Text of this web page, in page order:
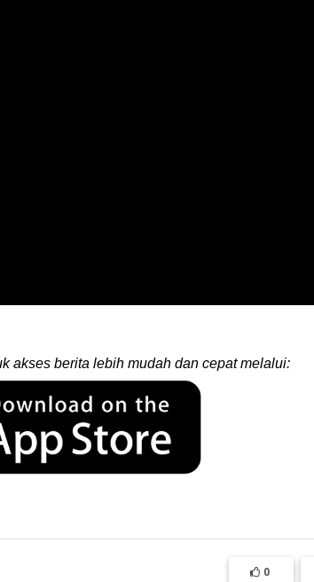
akses berita lebih mudah dan cepat melalui:
0